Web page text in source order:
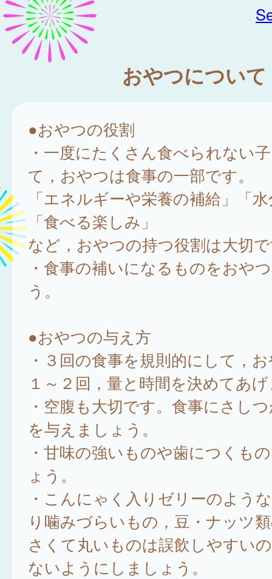
おやつについて
●おやつの役割
・一度にたくさん食べられない
て，おやつは食事の一部です。
「エネルギーや栄養の補給」「
「食べる楽しみ」
など，おやつの持つ役割は大切
・食事の補いになるものをおや
う。
●おやつの与え方
・３回の食事を規則的にして，
１～２回，量と時間を決めてあ
・空腹も大切です。食事にさし
を与えましょう。
・甘味の強いものや歯につくも
ょう。
・こんにゃく入りゼリーのよう
り噛みづらいもの，豆・ナッツ
さくて丸いものは誤飲しやすい
ないようにしましょう。